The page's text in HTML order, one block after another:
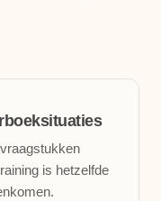
is hetzelfde